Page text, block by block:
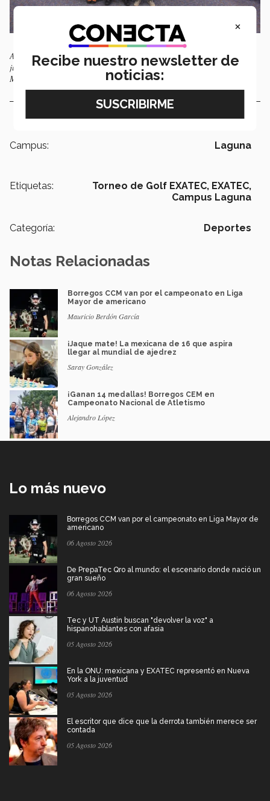
Aquí el comité organizador del 5° Torneo de Golf EXATEC Laguna,
junto a los "Líderes del Mañana", Saida Galán (ARQ) y Misael
Marmolejo (IIS).
Campus: Laguna
Etiquetas: Torneo de Golf EXATEC, EXATEC,
Campus Laguna
Categoría: Deportes
Notas Relacionadas
Borregos CCM van por el campeonato en Liga
Mayor de americano
Mauricio Berdón García
¡Jaque mate! La mexicana de 16 que aspira
llegar al mundial de ajedrez
Saray González
¡Ganan 14 medallas! Borregos CEM en
Campeonato Nacional de Atletismo
Alejandro López
Lo más nuevo
Borregos CCM van por el campeonato en Liga Mayor de
americano
06 Agosto 2026
De PrepaTec Qro al mundo: el escenario donde nació un
gran sueño
06 Agosto 2026
Tec y UT Austin buscan "devolver la voz" a
hispanohablantes con afasia
05 Agosto 2026
En la ONU: mexicana y EXATEC representó en Nueva
York a la juventud
05 Agosto 2026
El escritor que dice que la derrota también merece ser
contada
05 Agosto 2026
×
Recibe nuestro newsletter de
noticias: